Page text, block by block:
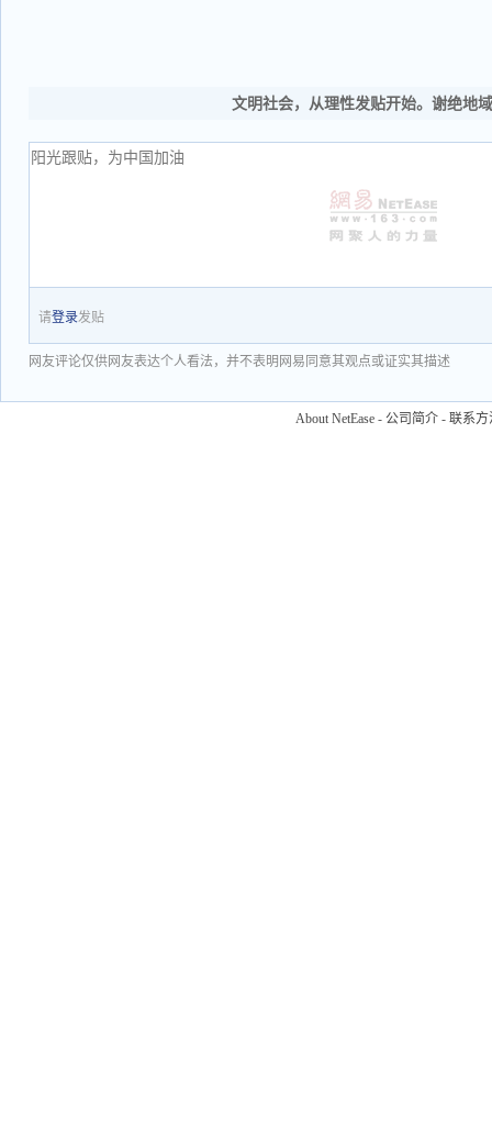
文明社会，从理性发贴开始。谢绝地
请登录发贴
网友评论仅供网友表达个人看法，并不表明网易同意其观点或证实其描述
About NetEase - 公司简介 - 联系方